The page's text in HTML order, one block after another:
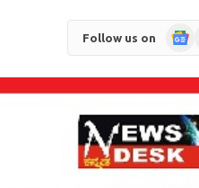
Follow us on
Google